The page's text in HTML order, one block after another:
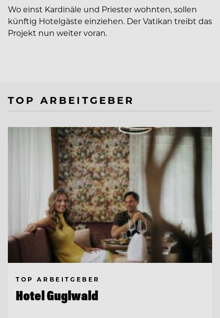
Wo einst Kardinäle und Priester wohnten, sollen
künftig Hotelgäste einziehen. Der Vatikan treibt das
Projekt nun weiter voran.
TOP ARBEITGEBER
TOP ARBEITGEBER
Hotel Guglwald